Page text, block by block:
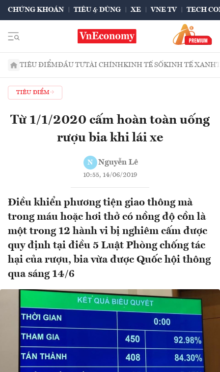
CHỨNG KHOÁN TIÊU & DÙNG XE VNE TV TECH
TIÊU ĐIỂMĐẦU TƯTÀI CHÍNHKINH TẾ SỐKINH TẾ XANH
TIÊU ĐIỂM
Từ 1/1/2020 cấm hoàn toàn uống
rượu bia khi lái xe
N Nguyễn Lê
10:55, 14/06/2019
Điều khiển phương tiện giao thông mà
trong máu hoặc hơi thở có nồng độ cồn là
một trong 12 hành vi bị nghiêm cấm được
quy định tại điều 5 Luật Phòng chống tác
hại của rượu, bia vừa được Quốc hội thông
qua sáng 14/6